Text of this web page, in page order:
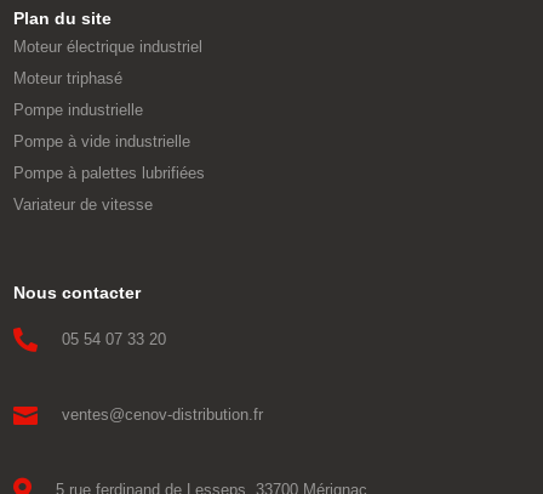
Plan du site
Moteur électrique industriel
Moteur triphasé
Pompe industrielle
Pompe à vide industrielle
Pompe à palettes lubrifiées
Variateur de vitesse
Nous contacter
 05 54 07 33 20
 ventes@cenov-distribution.fr
5 rue ferdinand de Lesseps, 33700 Mérignac